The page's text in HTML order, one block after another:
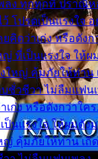
ลง ทุกทุกที่ ปราณีห
โปรดเป็นแรงใจ
ยคิดว่าเก่ง หรือดัง
ญ่ ที่เป็นแรงใจ ให้ผ
ใหญ่ คุ้มภัยให้ท่าน
บชั่วชีวา ไม่ลืมแฟ
เก่ง หรือดังกว่าใ
นแรงใจ ให้ผมดัง
คุ้มภัยให้ท่าน เถิ